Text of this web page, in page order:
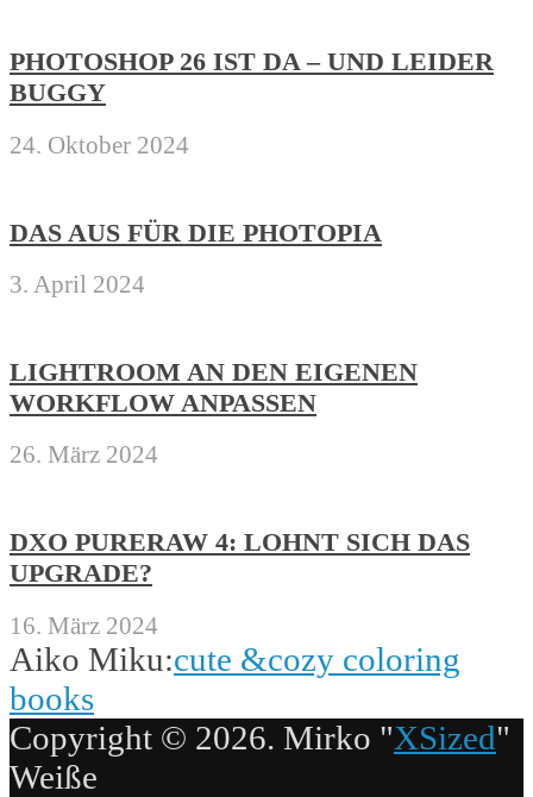
PHOTOSHOP 26 IST DA – UND LEIDER
BUGGY
24. Oktober 2024
DAS AUS FÜR DIE PHOTOPIA
3. April 2024
LIGHTROOM AN DEN EIGENEN
WORKFLOW ANPASSEN
26. März 2024
DXO PURERAW 4: LOHNT SICH DAS
UPGRADE?
16. März 2024
Aiko Miku:cute &cozy coloring
books
Copyright © 2026. Mirko "XSized"
Weiße